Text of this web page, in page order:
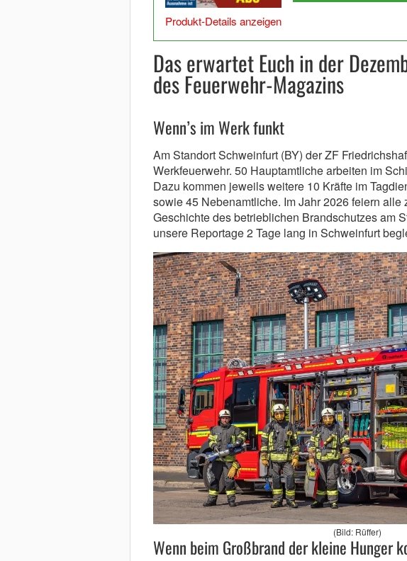
Produkt-Details anzeigen
Das erwartet Euch in der
des Feuerwehr-Magazins
Wenn’s im Werk funkt
Am Standort Schweinfurt (BY) der ZF
Werkfeuerwehr. 50 Hauptamtliche arbeiten im
Dazu kommen jeweils weitere 10 Kräfte im
sowie 45 Nebenamtliche. Im Jahr 2026 feiern
Geschichte des betrieblichen Brandschutzes am
unsere Reportage 2 Tage lang in Schweinfurt
(Bild: Rüffer)
Wenn beim Großbrand der kleine Hunger